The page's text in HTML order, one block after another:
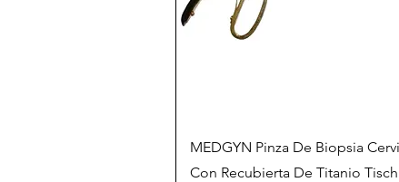
Vista rápida
MEDGYN Pinza De Biopsia
Con Recubierta De Titanio